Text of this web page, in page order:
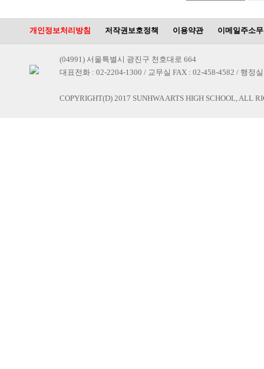
개인정보처리방침 저작권보호정책 이용약관 이메일주소
(04991) 서울특별시 광진구 천호대로 664
대표전화 : 02-2204-1300 / 교무실 FAX : 02-458-4582 / 행정
COPYRIGHT(D) 2017 SUNHWA ARTS HIGH SCHOOL, ALL